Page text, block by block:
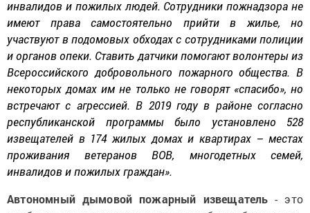
инвалидов и пожилых людей. Сотрудники пожнадзора не
имеют права самостоятельно прийти в жилье, но
участвуют в подомовых обходах с сотрудниками полиции
и органов опеки. Ставить датчики помогают волонтеры из
Всероссийского добровольного пожарного общества. В
некоторых домах им не только не говорят «спасибо», но
встречают с агрессией. В 2019 году в районе согласно
республиканской программы было установлено 528
извещателей в 174 жилых домах и квартирах – местах
проживания ветеранов ВОВ, многодетных семей,
инвалидов и пожилых граждан».
Автономный дымовой пожарный извещатель - это